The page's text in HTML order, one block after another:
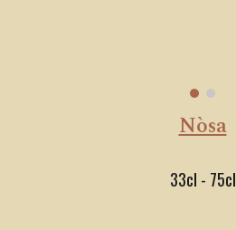
Nòsa
33cl - 75cl